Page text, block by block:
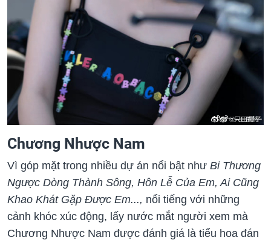
Chương Nhược Nam
Vì góp mặt trong nhiều dự án nổi bật như Bi Thương
Ngược Dòng Thành Sông, Hôn Lễ Của Em, Ai Cũng
Khao Khát Gặp Được Em..., nổi tiếng với những
cảnh khóc xúc động, lấy nước mắt người xem mà
Chương Nhược Nam được đánh giá là tiểu hoa đán